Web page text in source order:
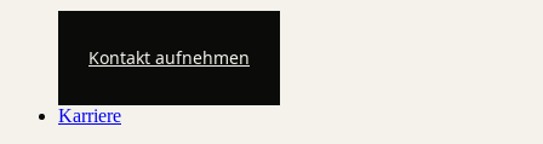
Kontakt aufnehmen
Karriere